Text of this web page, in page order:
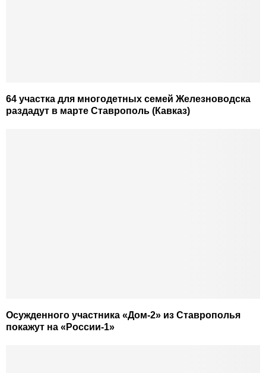
64 участка для многодетных семей Железноводска
раздадут в марте Ставрополь (Кавказ)
Осужденного участника «Дом-2» из Ставрополья
покажут на «России-1»